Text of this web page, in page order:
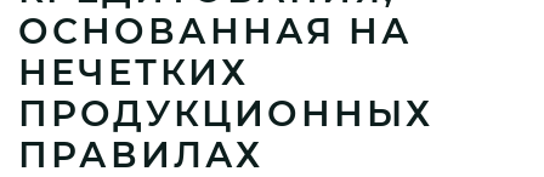
ОСНОВАННАЯ НА
НЕЧЕТКИХ
ПРОДУКЦИОННЫХ
ПРАВИЛАХ